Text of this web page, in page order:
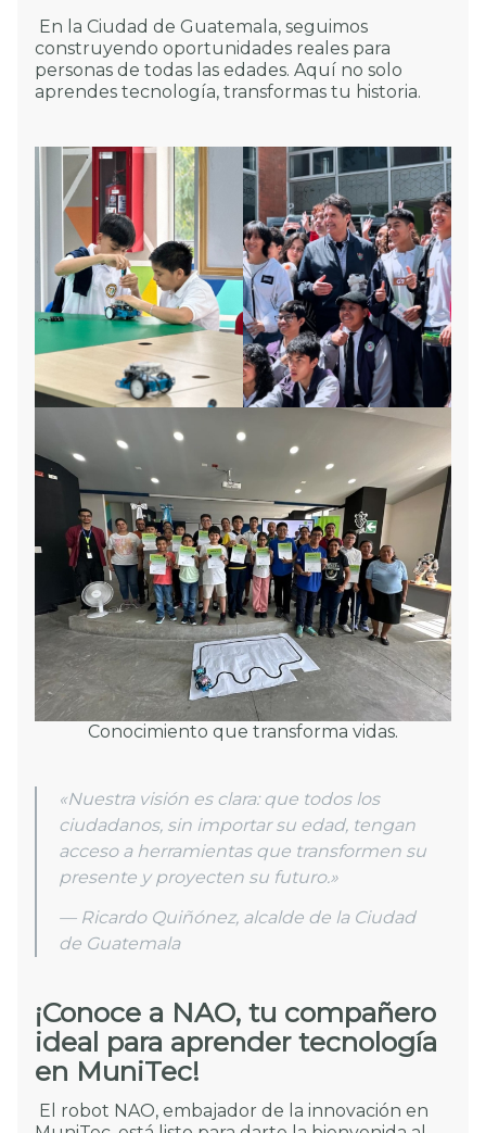
En la Ciudad de Guatemala, seguimos
construyendo oportunidades reales para
personas de todas las edades. Aquí no solo
aprendes tecnología, transformas tu historia.
Conocimiento que transforma vidas.
«Nuestra visión es clara: que todos los
ciudadanos, sin importar su edad, tengan
acceso a herramientas que transformen su
presente y proyecten su futuro.»
— Ricardo Quiñónez, alcalde de la Ciudad
de Guatemala
¡Conoce a NAO, tu compañero
ideal para aprender tecnología
en MuniTec!
El robot NAO, embajador de la innovación en